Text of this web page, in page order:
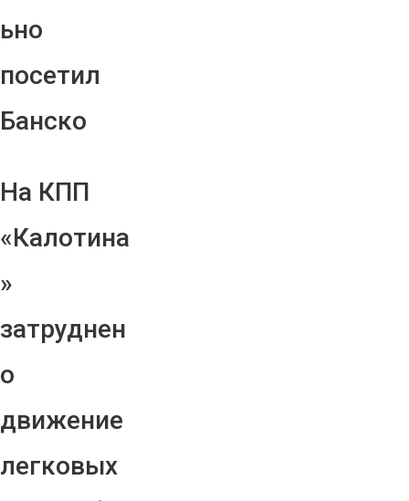
ьно
посетил
Банско
На КПП
«Калотина
»
затруднен
о
движение
легковых